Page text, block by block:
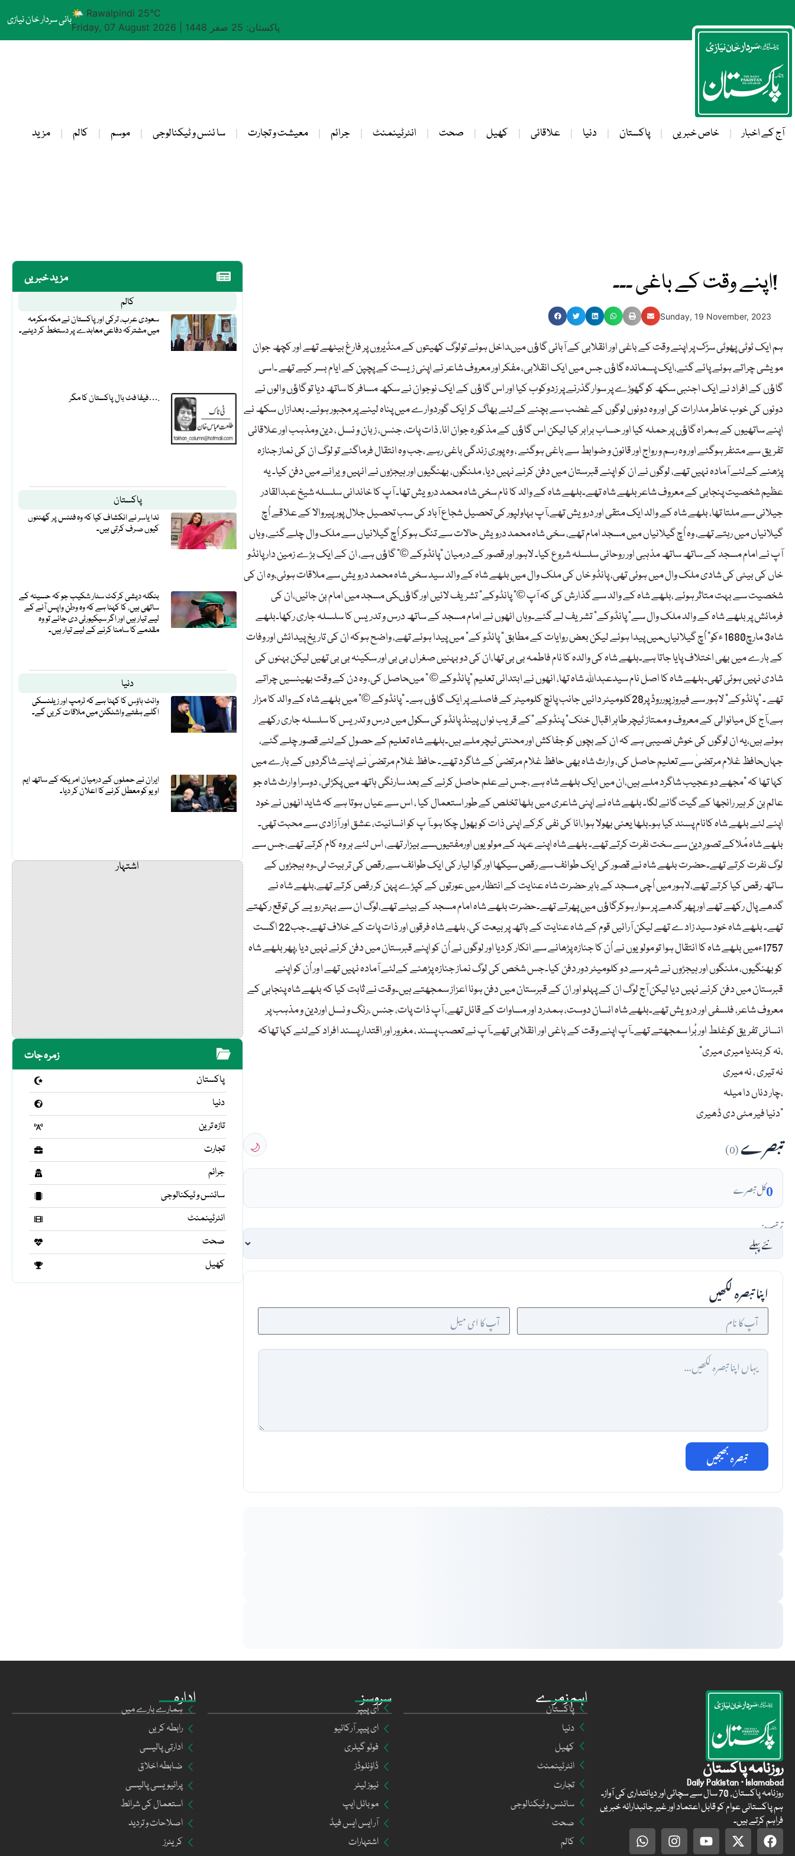
بانی سردار خان نیازی🌤 Rawalpindi 25°C
Friday, 07 August 2026
پاکستان: 25 صفر 1448
آج کے اخبار خاص خبریں پاکستان دنیا علاقائی کھیل صحت انٹرٹینمنٹ جرائم معیشت و تجارت سا ئنس و ٹیکنالوجی موسم کالم مزید
مزید خبریں
کالم
سعودی عرب، ترکی اور پاکستان نے مکہ مکرمہ
میں مشترکہ دفاعی معاہدے پر دستخط کر دیئے۔
فیفا فٹ بال پاکستان کا مگر….
پاکستان
ندا یاسر نے انکشاف کیا کہ وہ فٹنس پر گھنٹوں
کیوں صرف کرتی ہیں۔
بنگلہ دیشی کرکٹ سٹار شکیب جو کہ حسینہ کے
ساتھی ہیں، کا کہنا ہے کہ وہ وطن واپس آنے کے
لیے تیار ہیں اور اگر سیکیورٹی دی جائے تو وہ
مقدمے کا سامنا کرنے کے لیے تیار ہیں۔
دنیا
وائٹ ہاؤس کا کہنا ہے کہ ٹرمپ اور زیلنسکی
اگلے ہفتے واشنگٹن میں ملاقات کریں گے۔
ایران نے حملوں کے درمیان امریکہ کے ساتھ ایم
او یو کو معطل کرنے کا اعلان کر دیا۔
اشتہار
زمرہ جات
پاکستان
دنیا
تازہ ترین
تجارت
جرائم
سائنس و ٹیکنالوجی
انٹرٹینمنٹ
صحت
کھیل
اپنے وقت کے باغی ۔۔۔!
Sunday, 19 November, 2023
ہم ایک ٹوٹی پھوٹی سڑک پر اپنے وقت کے باغی اور انقلابی کے آبائی گاﺅں میںداخل ہوئے تولوگ کھیتوں کے منڈیروں پر فارغ بیٹھے تھے اور کچھ جوان
مویشی چراتے ہوئے پائے گئے،ایک پسماندہ گاﺅں جس میں ایک انقلابی، مفکر اور معروف شاعر نے اپنی زیست کے پچپن کے ایام بسر کیے تھے ۔اسی
گاﺅں کے افراد نے ایک اجنبی سکھ کو گھوڑے پر سوار گذرنے پر زدوکوب کیا اور اس گاﺅں کے ایک نوجوان نے سکھ مسافر کا ساتھ دیا تو گاﺅں والوں نے
دونوں کی خوب خاطر مدارات کی اور وہ دونوں لوگوں کے غضب سے بچنے کےلئے بھاگ کر ایک گوردوارے میں پناہ لینے پر مجبور ہوئے۔ بعدازاں سکھ نے
اپنے ساتھیوں کے ہمراہ گاﺅں پر حملہ کیا اور حساب برابر کیا لیکن اس گاﺅں کے مذکورہ جوان انا، ذات پات، جنس، زبان و نسل ، دین ومذہب اور علاقائی
تفریق سے متنفر ہوگئے اور وہ رسم و رواج اور قانون و ضوابط سے باغی ہوگئے ، وہ پوری زندگی باغی رہے ،جب وہ انتقال فرماگئے تو لوگ ان کی نماز جنازہ
پڑھنے کےلئے آمادہ نہیں تھے، لوگوں نے ان کو اپنے قبرستان میں دفن کرنے نہیں دیا، ملنگوں، بھنگیوں اور ہیجڑوں نے انہیں ویرانے میں دفن کیا۔ یہ
عظیم شخصیت پنجابی کے معروف شاعر بلھے شاہ تھے۔بلھے شاہ کے والد کا نام سخی شاہ محمد درویش تھا۔ آپ کا خاندانی سلسلہ شیخ عبدالقادر
جیلانی سے ملتا تھا، بلھے شاہ کے والد ایک متقی اور درویش تھے،آپ بہاولپور کی تحصیل شجاع آباد کی سب تحصیل جلال پور پیروالا کے علاقے اُچ
گیلانیاں میں رہتے تھے، وہ اُچ گیلانیاں میں مسجد امام تھے، سخی شاہ محمد درویش حالات سے تنگ ہوکر اُچ گیلانیاں سے ملک وال چلے گئے، وہاں
آپ نے امام مسجد کے ساتھ ساتھ مذہبی اور روحانی سلسلہ شروع کیا۔ لاہور اور قصور کے درمیان “پانڈوکے ©” گاﺅں ہے، ان کے ایک بڑے زمین دار پانڈو
خاں کی بیٹی کی شادی ملک وال میں ہوئی تھی، پانڈو خاں کی ملک وال میں بلھے شاہ کے والد سید سخی شاہ محمد درویش سے ملاقات ہوئی،وہ ان کی
شخصیت سے بہت متاثر ہوئے ،بلھے شاہ کے والد سے گذارش کی کہ آپ ©” پانڈوکے” تشریف لائیں اور گاﺅںکی مسجد میں امام بن جائیں،ان کی
فرمائش پر بلھے شاہ کے والد ملک وال سے” پانڈوکے” تشریف لے گئے۔وہاں انھوں نے امام مسجد کے ساتھ درس و تدریس کا سلسلہ جاری رکھا۔بلھے
شاہ3 مارچ1680 ءکو” اُچ گیلانیاںمیں پیدا ہوئے لیکن بعض روایات کے مطابق ” پانڈو کے” میں پیدا ہوئے تھے، واضح ہوکہ ان کی تاریخ پیدائش اور وفات
کے بارے میں بھی اختلاف پایا جاتا ہے۔بلھے شاہ کی والدہ کا نام فاطمہ بی بی تھا،ان کی دو بہنیں صغراں بی بی اور سکینہ بی بی تھیں لیکن بہنوں کی
شادی نہیں ہوئی تھی۔بلھے شاہ کا اصل نام سیدعبداللہ شاہ تھا، انھوں نے ابتدائی تعلیم “پانڈوکے © ” میںحاصل کی، وہ دن کے وقت بھینسیں چراتے
تھے ۔ “پانڈوکے” لاہور سے فیروز پورروڈ پر28کلومیٹر دائیں جانب پانچ کلومیٹر کے فاصلے پر ایک گاﺅں ہے۔ “پانڈوکے ©” میں بلھے شاہ کے والد کا مزار
ہے،آج کل میانوالی کے معروف و ممتاز ٹیچر طاہر اقبال خٹک” پنڈوکے “کے قریب نواں پینڈ پانڈو کی سکول میں درس و تدریس کا سلسلہ جاری رکھے
ہوئے ہیں،یہ ان لوگوں کی خوش نصیبی ہے کہ ان کے بچوں کو جفاکش اور محنتی ٹیچر ملے ہیں۔بلھے شاہ تعلیم کے حصول کےلئے قصور چلے گئے،
جہاںحافظ غلام مرتضیٰ سے تعلیم حاصل کی، وارث شاہ بھی حافظ غلام مرتضیٰ کے شاگرد تھے۔ حافظ غلام مرتضیٰ نے اپنے شاگردوں کے بارے میں
کہا تھا کہ “مجھے دو عجیب شاگرد ملے ہیں،ان میں ایک بلھے شاہ ہے ،جس نے علم حاصل کرنے کے بعد سارنگی ہاتھ میں پکڑلی، دوسرا وارث شاہ جو
عالم بن کر ہیر رانجھا کے گیت گانے لگا۔ بلھے شاہ نے اپنی شاعری میں بلھا تخلص کے طور استعمال کیا ، اس سے عیاں ہوتا ہے کہ شاید انھوں نے خود
اپنے لئے بلھے شاہ کانام پسند کیا ہو۔بلھا یعنی بھولا ہوا،انا کی نفی کرکے اپنی ذات کو بھول چکا ہو۔آ پ کو انسانیت، عشق اور آزادی سے محبت تھی۔
بلھے شاہ مُلاکے تصورِ دین سے سخت نفرت کرتے تھے۔ بلھے شاہ اپنے عہد کے مولویوں اورمفتیوںسے بیزار تھے، اس لئے ہر وہ کام کرتے تھے،جس سے
لوگ نفرت کرتے تھے۔حضرت بلھے شاہ نے قصور کی ایک طوائف سے رقص سیکھا اور گوا لیار کی ایک طوائف سے رقص کی تربیت لی۔وہ ہیجڑوں کے
ساتھ رقص کیا کرتے تھے،لاہور میں اُچی مسجد کے باہر حضرت شاہ عنایت کے انتظار میں عورتوں کے کپڑے پہن کر رقص کرتے تھے،بلھے شاہ نے
گدھے پال رکھے تھے اور پھر گدھے پر سوار ہوکرگاﺅں میں پھرتے تھے۔حضرت بلھے شاہ امام مسجد کے بیٹے تھے،لوگ ان سے بہتر رویے کی توقع رکھتے
تھے۔ بلھے شاہ خود سید زادے تھے لیکن آرائیں قوم کے شاہ عنایت کے ہاتھ پر بیعت کی، بلھے شاہ فرقوں اور ذات پات کے خلاف تھے۔جب22 اگست
1757ءمیں بلھے شاہ کا انتقال ہوا تو مولویوں نے اُن کا جنازہ پڑھانے سے انکار کردیا اور لوگوں نے اُن کو اپنے قبرستان میں دفن کرنے نہیں دیا ،پھر بلھے شاہ
کو بھنگیوں، ملنگوں اور ہیجڑوں نے شہر سے دو کلومیٹر دور دفن کیا۔جس شخص کی لوگ نماز جنازہ پڑھنے کےلئے آمادہ نہیں تھے ا ور اُن کو اپنے
قبرستان میں دفن کرنے نہیں دیا لیکن آج لوگ ان کے پہلو اور ان کے قبرستان میں دفن ہونا اعزاز سمجھتے ہیں۔وقت نے ثابت کیا کہ بلھے شاہ پنجابی کے
معروف شاعر، فلسفی اور درویش تھے۔بلھے شاہ انسان دوست، ہمدرد اور مساوات کے قائل تھے، آپ ذات پات، جنس ،رنگ و نسل اوردین و مذہب پر
انسانی تفریق کوغلط اور بُرا سمجھتے تھے۔آپ اپنے وقت کے باغی اور انقلابی تھے۔آپ نے تعصب پسند ، مغرور اور اقتدار پسند افراد کےلئے کہا تھاکہ
“نہ کر بندیا میری میری،
نہ تیری ، نہ میری
چار دناں دا میلہ،
دنیا فیر مٹی دی ڈھیری”
تبصرے(0)
🌙
0کل تبصرے
ترتیب:
اپنا تبصرہ لکھیں
تبصرہ بھیجیں
ادارہ
ہمارے بارے میں
رابطہ کریں
ادارتی پالیسی
ضابطہ اخلاق
پرائیویسی پالیسی
استعمال کی شرائط
اصلاحات و تردید
کریئرز
سروسز
ای پیپر
ای پیپر آرکائیو
فوٹو گیلری
ڈاؤنلوڈز
نیوز لیٹر
موبائل ایپ
آر ایس ایس فیڈ
اشتہارات
اہم زمرے
پاکستان
دنیا
کھیل
انٹرٹینمنٹ
تجارت
سائنس و ٹیکنالوجی
صحت
کالم
روزنامہ پاکستان
Daily Pakistan · Islamabad
روزنامہ پاکستان, 70 سال سے سچائی اور دیانتداری کی آواز۔
ہم پاکستانی عوام کو قابل اعتماد اور غیر جانبدارانہ خبریں
فراہم کرتے ہیں۔